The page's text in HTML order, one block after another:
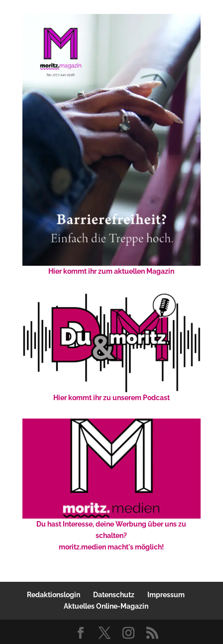
Hier kommt ihr zum aktuellen Magazin
Hier kommt ihr zu unserem Podcast
Du hast Interesse, deine Werbung über uns zu
schalten?
moritz.medien macht's möglich!
Redaktionslogin Datenschutz
Impressum
Aktuelles Online-Magazin